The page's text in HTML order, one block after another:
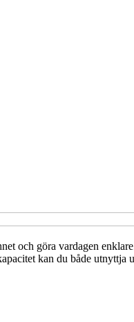
och göra vardagen
kan du både